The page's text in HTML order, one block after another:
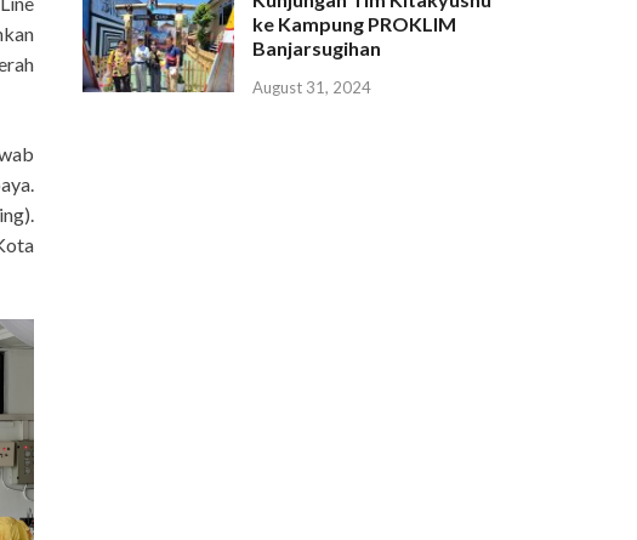
ke Kampung PROKLIM
Banjarsugihan
August 31, 2024